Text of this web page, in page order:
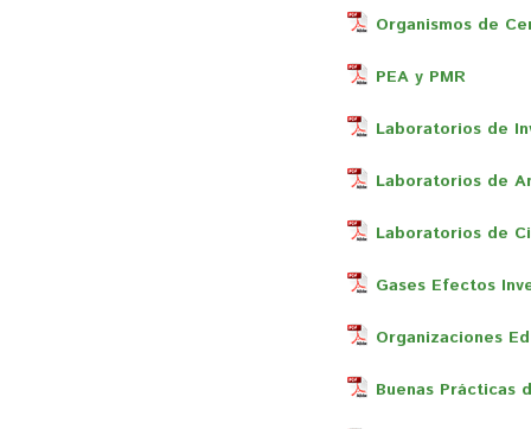
Organismos de
PEA y PMR
Laboratorios de
Laboratorios de
Laboratorios de
Gases Efectos
Organizaciones
Buenas Prácticas